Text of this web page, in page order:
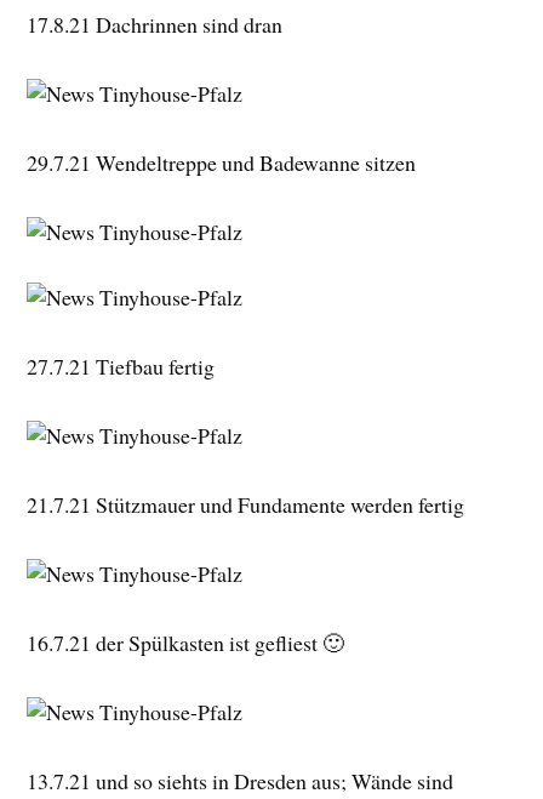
17.8.21 Dachrinnen sind dran
29.7.21 Wendeltreppe und Badewanne sitzen
27.7.21 Tiefbau fertig
21.7.21 Stützmauer und Fundamente werden fertig
16.7.21 der Spülkasten ist gefliest 🙂
13.7.21 und so siehts in Dresden aus; Wände sind